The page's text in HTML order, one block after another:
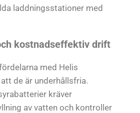
laddningsstationer med
kostnadseffektiv drift
med Helis
de är underhållsfria.
kräver
av vatten och kontroller